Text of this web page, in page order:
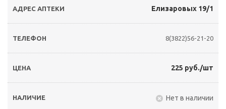
Елизаровых 19/1
8(3822)56-21-20
225 руб./шт
Нет в наличии